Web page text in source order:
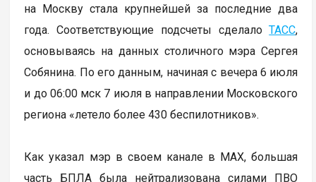
на Москву стала крупнейшей за последние два
года. Соответствующие подсчеты сделалоТАСС,
основываясь на данных столичного мэра Сергея
Собянина. По его данным, начиная с вечера 6 июля
и до 06:00 мск 7 июля в направлении Московского
региона «летело более 430 беспилотников».
Как указал мэр в своем канале в МАХ, большая
часть БПЛА была нейтрализована силами ПВО